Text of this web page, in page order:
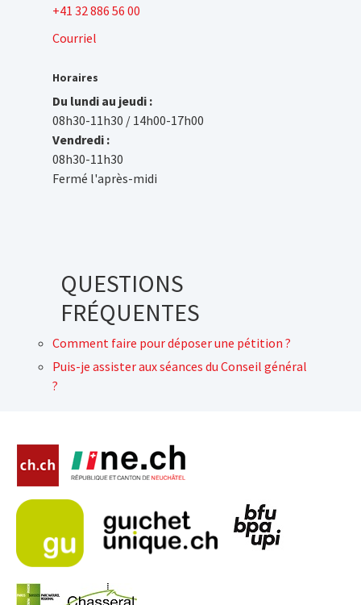
+41 32 886 56 00
Courriel
Horaires
Du lundi au jeudi :
08h30-11h30 / 14h00-17h00
Vendredi :
08h30-11h30
Fermé l'après-midi
QUESTIONS
FRÉQUENTES
Comment faire pour déposer une pétition ?
Puis-je assister aux séances du Conseil général
?